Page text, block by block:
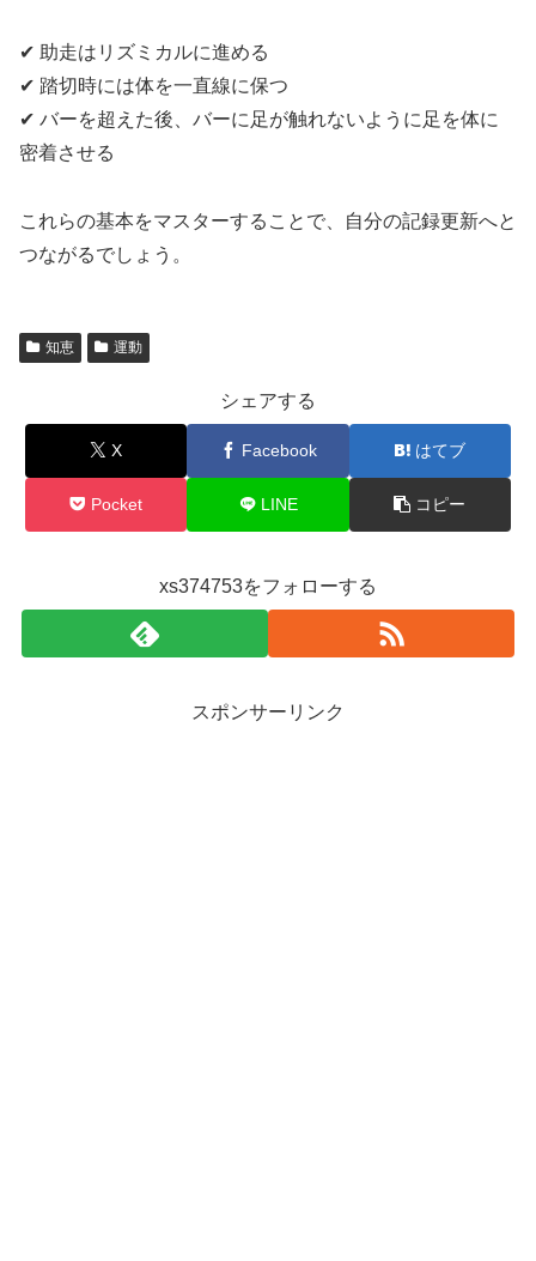
✔ 助走はリズミカルに進める
✔ 踏切時には体を一直線に保つ
✔ バーを超えた後、バーに足が触れないように足を体に
密着させる
これらの基本をマスターすることで、自分の記録更新へと
つながるでしょう。
知恵 運動
シェアする
X Facebook はてブ
Pocket LINE コピー
xs374753をフォローする
スポンサーリンク